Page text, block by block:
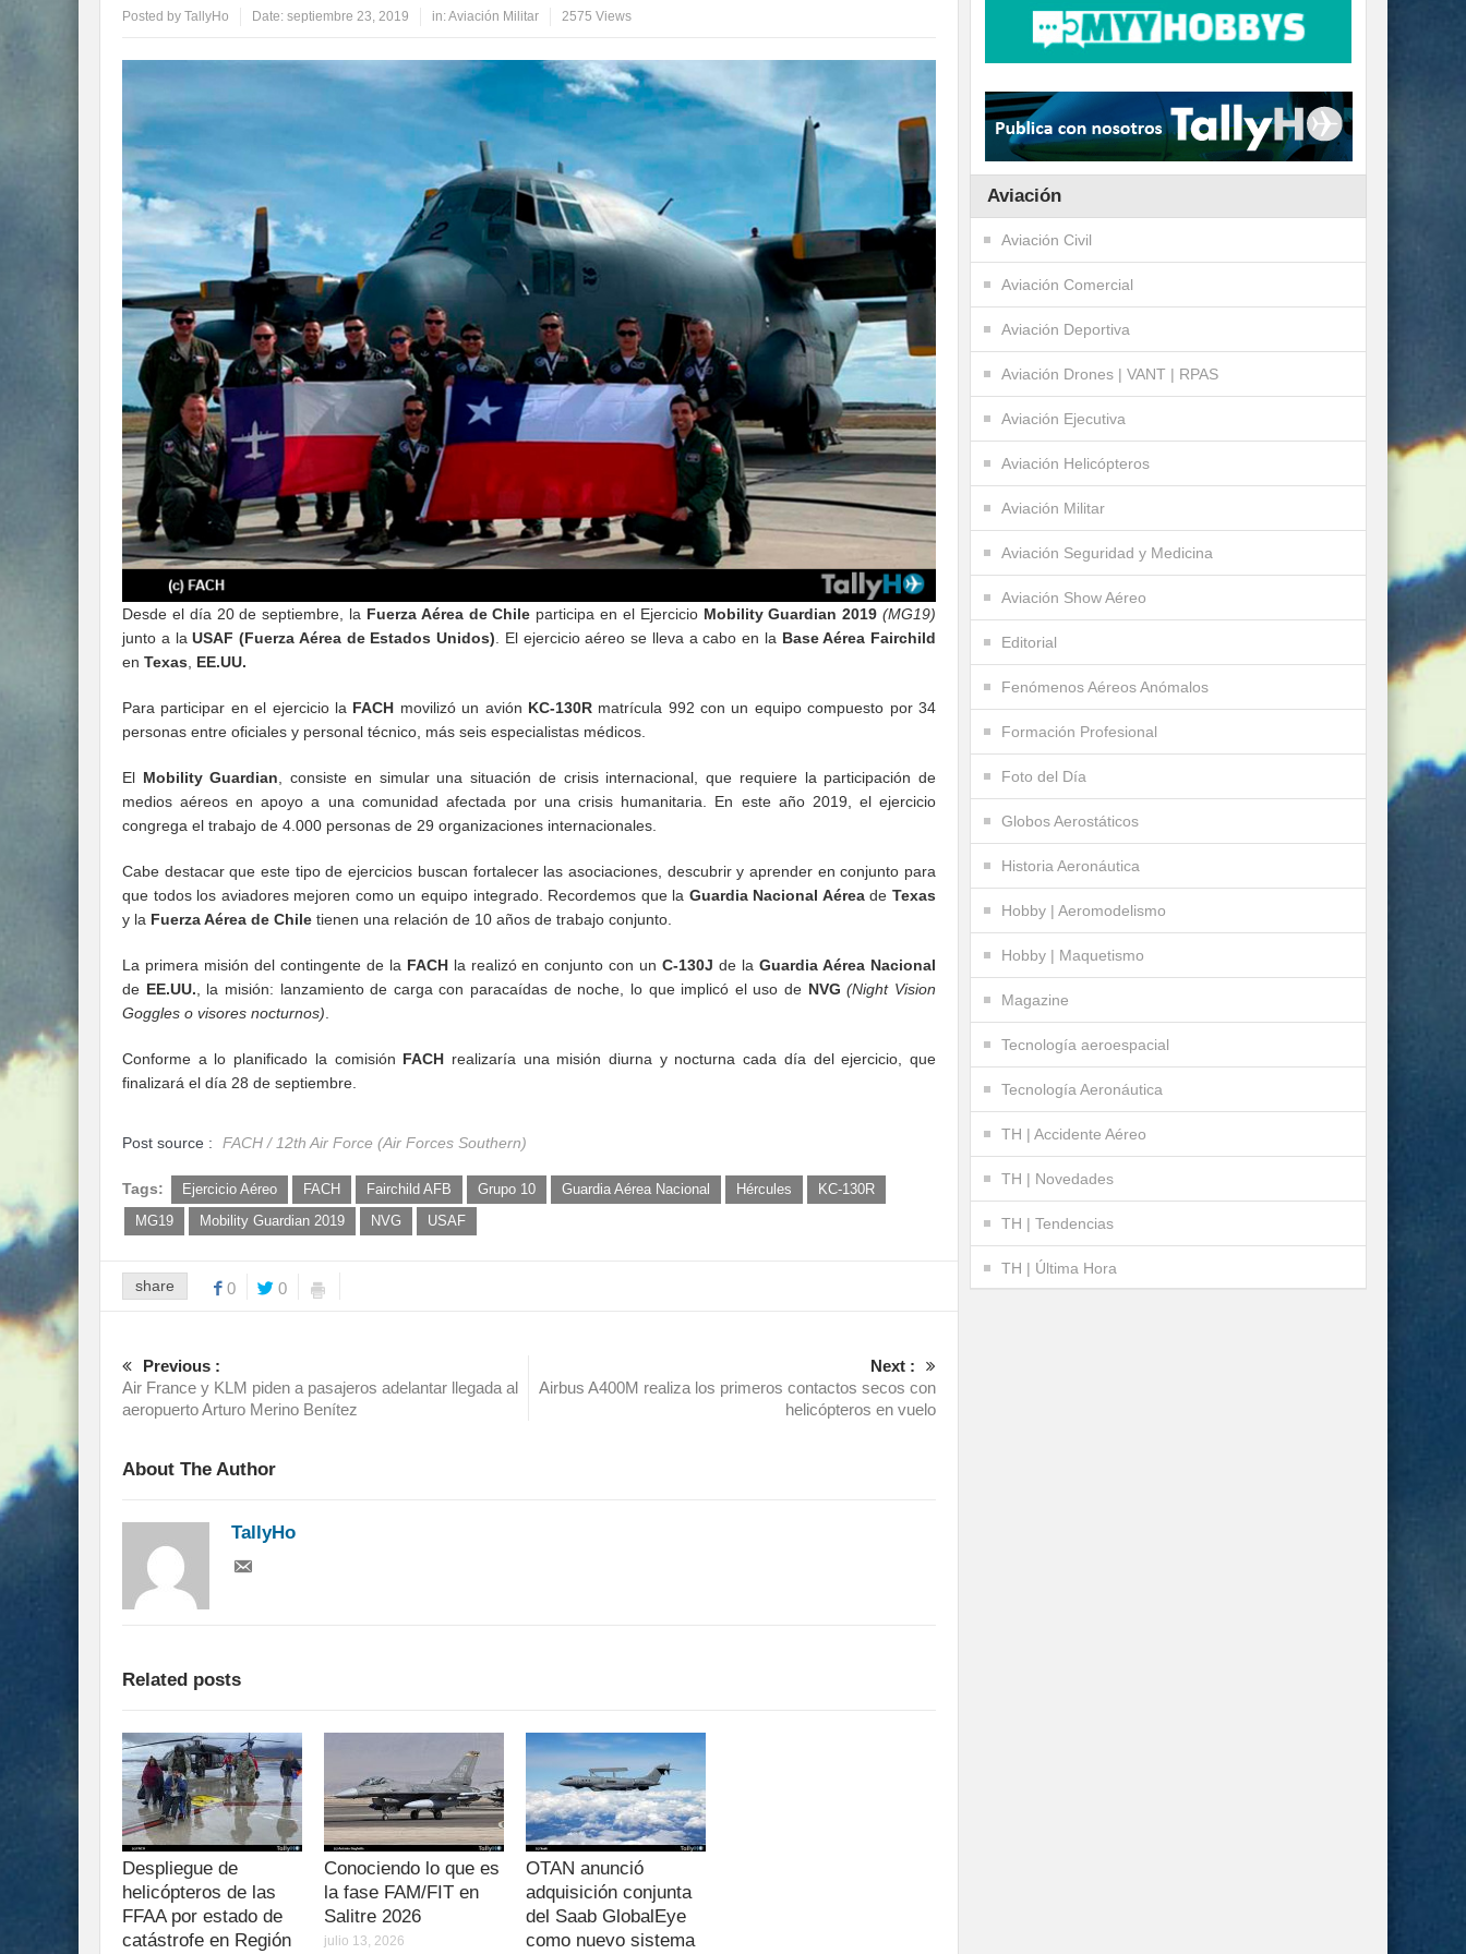
Posted by TallyHo Date: septiembre 23, 2019 in:Aviación Militar 2575 Views
Desde el día 20 de septiembre, la Fuerza Aérea de Chile participa en el Ejercicio Mobility Guardian 2019 (MG19)
junto a laUSAF (Fuerza Aérea de Estados Unidos). El ejercicio aéreo se lleva a cabo en la Base Aérea Fairchild
en Texas, EE.UU.
Para participar en el ejercicio la FACH movilizó un avión KC-130Rmatrícula 992 con un equipo compuesto por 34
personas entre oficiales y personal técnico, más seis especialistas médicos.
El Mobility Guardian, consiste en simular una situación de crisis internacional, que requiere la participación de
medios aéreos en apoyo a una comunidad afectada por una crisis humanitaria. En este año 2019, el ejercicio
congrega el trabajo de 4.000 personas de 29 organizaciones internacionales.
Cabe destacar que este tipo de ejercicios buscan fortalecer las asociaciones, descubrir y aprender en conjunto para
que todos los aviadores mejoren como un equipo integrado. Recordemos que la Guardia Nacional Aéreade Texas
y la Fuerza Aérea de Chile tienen una relación de 10 años de trabajo conjunto.
La primera misión del contingente de la FACHla realizó en conjunto con unC-130J de laGuardia Aérea Nacional
de EE.UU., la misión: lanzamiento de carga con paracaídas de noche, lo que implicó el uso de NVG (Night Vision
Goggles o visores nocturnos).
Conforme a lo planificado la comisión FACH realizaría una misión diurna y nocturna cada día del ejercicio, que
finalizará el día 28 de septiembre.
Post source : FACH / 12th Air Force (Air Forces Southern)
Tags: Ejercicio Aéreo FACH Fairchild AFB Grupo 10 Guardia Aérea Nacional Hércules
KC-130R
MG19
Mobility Guardian 2019 NVG USAF
share 0 0
Previous :
Air France y KLM piden a pasajeros adelantar llegada al
aeropuerto Arturo Merino Benítez
Next :
Airbus A400M realiza los primeros contactos secos con
helicópteros en vuelo
About The Author
TallyHo
Related posts
Despliegue de
helicópteros de las
FFAA por estado de
catástrofe en Región
Conociendo lo que es
la fase FAM/FIT en
Salitre 2026
julio 13, 2026
OTAN anunció
adquisición conjunta
del Saab GlobalEye
como nuevo sistema
Aviación
Aviación Civil
Aviación Comercial
Aviación Deportiva
Aviación Drones | VANT | RPAS
Aviación Ejecutiva
Aviación Helicópteros
Aviación Militar
Aviación Seguridad y Medicina
Aviación Show Aéreo
Editorial
Fenómenos Aéreos Anómalos
Formación Profesional
Foto del Día
Globos Aerostáticos
Historia Aeronáutica
Hobby | Aeromodelismo
Hobby | Maquetismo
Magazine
Tecnología aeroespacial
Tecnología Aeronáutica
TH | Accidente Aéreo
TH | Novedades
TH | Tendencias
TH | Última Hora